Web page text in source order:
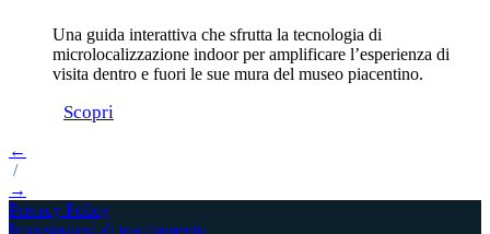
Una guida interattiva che sfrutta la tecnologia di
microlocalizzazione indoor per amplificare l’esperienza di
visita dentro e fuori le sue mura del museo piacentino.
Scopri
←
/
→
Privacy Policy
Impostazioni di tracciamento